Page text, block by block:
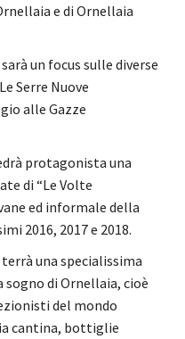
e di Ornellaia
un focus sulle diverse
Serre Nuove
alle Gazze
protagonista una
di “Le Volte
ed informale della
2016, 2017 e 2018.
terrà una specialissima
di Ornellaia, cioè
del mondo
cantina, bottiglie